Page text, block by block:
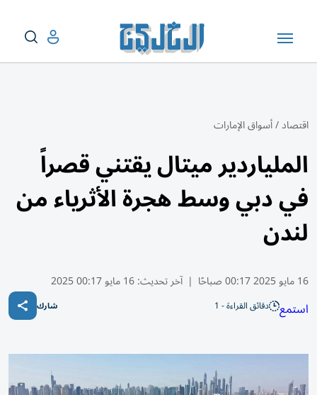
اقتصاد/أسواق الإمارات
الملياردير ميتال يقتني قصراً
في دبي وسط هجرة الأثرياء من
لندن
16 مايو 2025 00:17 صباحًا | آخر تحديث:16 مايو 00:17 2025
استمع دقائق القراءة - 1 شارك